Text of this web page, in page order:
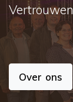
Vertrouwen
Over ons